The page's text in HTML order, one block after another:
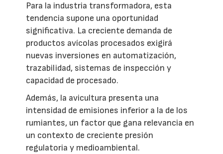
Para la industria transformadora, esta
tendencia supone una oportunidad
significativa. La creciente demanda de
productos avícolas procesados exigirá
nuevas inversiones en automatización,
trazabilidad, sistemas de inspección y
capacidad de procesado.
Además, la avicultura presenta una
intensidad de emisiones inferior a la de los
rumiantes, un factor que gana relevancia en
un contexto de creciente presión
regulatoria y medioambiental.